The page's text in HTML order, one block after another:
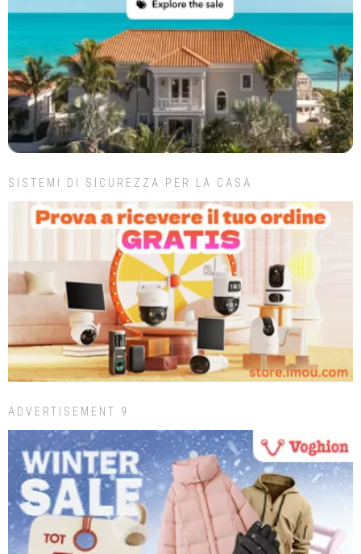
SISTEMI DI SICUREZZA PER LA CASA
ADVERTISEMENT 9